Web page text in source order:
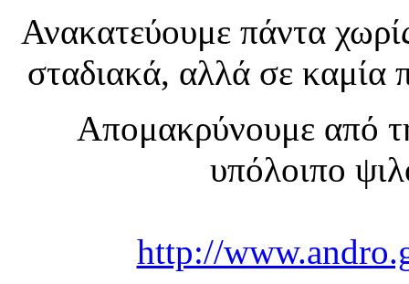
Ανακατεύουμε πάντα
σταδιακά, αλλά σε καμία
Απομακρύνουμε από
υπόλοιπο
http://